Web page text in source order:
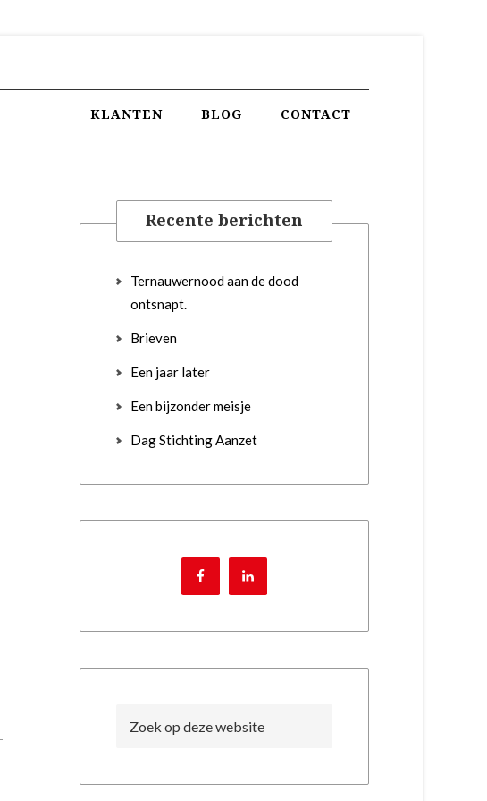
KLANTEN BLOG CONTACT
Recente berichten
Ternauwernood aan de dood
ontsnapt.
Brieven
Een jaar later
Een bijzonder meisje
Dag Stichting Aanzet